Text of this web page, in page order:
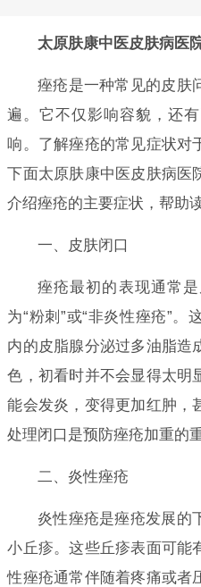
太原肤康中医皮肤病医
痤疮是一种常见的皮肤
遍。它不仅影响容貌，还
响。了解痤疮的常见症状对
下面太原肤康中医皮肤病医
介绍痤疮的主要症状，帮助
一、皮肤闭口
痤疮最初的表现通常
为“粉刺”或“非炎性痤疮”
内的皮脂腺分泌过多油脂造
色，初看时并不会显得太明
能会发炎，变得更加红肿，
处理闭口是预防痤疮加重的
二、炎性痤疮
炎性痤疮是痤疮发展的
小丘疹。这些丘疹表面可能
性痤疮通常伴随着疼痛或者